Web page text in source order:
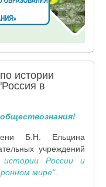
истории
в
Б.Н. Ельцина
учреждений
истории России и
мире".